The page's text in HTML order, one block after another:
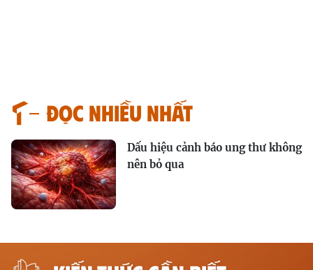
Đọc nhiều nhất
Dấu hiệu cảnh báo ung thư không
nên bỏ qua